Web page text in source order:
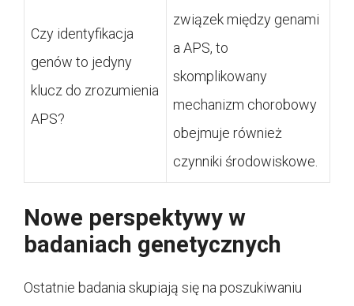
Czy identyfikacja
genów to jedyny
klucz do zrozumienia
APS?
związek między genami
a APS, to
skomplikowany
mechanizm chorobowy
obejmuje również
czynniki środowiskowe.
Nowe perspektywy w
badaniach genetycznych
Ostatnie badania skupiają się na poszukiwaniu